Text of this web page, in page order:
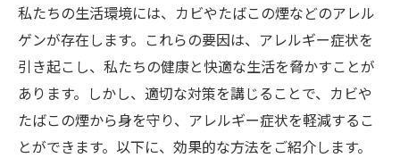
私たちの生活環境には、カビやたばこの煙などのアレル
ゲンが存在します。これらの要因は、アレルギー症状を
引き起こし、私たちの健康と快適な生活を脅かすことが
あります。しかし、適切な対策を講じることで、カビや
たばこの煙から身を守り、アレルギー症状を軽減するこ
とができます。以下に、効果的な方法をご紹介します。